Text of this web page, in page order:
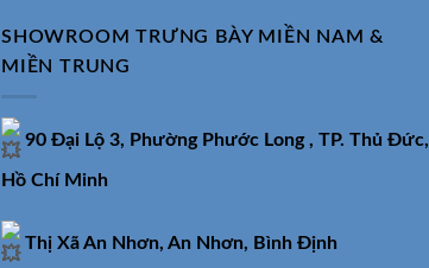
SHOWROOM TRƯNG BÀY MIỀN NAM &
MIỀN TRUNG
90 Đại Lộ 3, Phường Phước Long , TP. Thủ Đức,
Hồ Chí Minh
Thị Xã An Nhơn, An Nhơn, Bình Định